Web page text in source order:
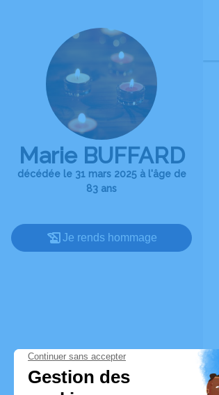
Marie BUFFARD
décédée le 31 mars 2025 à l'âge de
83 ans
Je rends hommage